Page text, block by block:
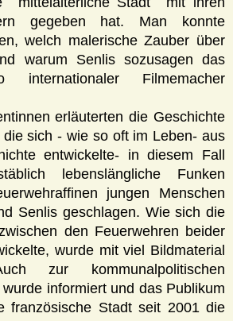
gegeben hat. Man konnte
welch malerische Zauber über
warum Senlis sozusagen das
internationaler Filmemacher
erläuterten die Geschichte
sich - wie so oft im Leben- aus
entwickelte- in diesem Fall
lebenslängliche Funken
jungen Menschen
Senlis geschlagen. Wie sich die
den Feuerwehren beider
wurde mit viel Bildmaterial
zur kommunalpolitischen
informiert und das Publikum
französische Stadt seit 2001 die